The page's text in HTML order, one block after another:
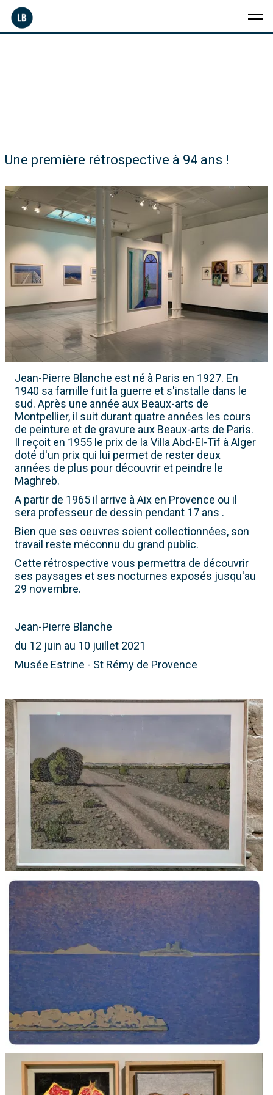
Une première rétrospective à 94 ans !
Jean-Pierre Blanche est né à Paris en 1927. En
1940 sa famille fuit la guerre et s'installe dans le
sud. Après une année aux Beaux-arts de
Montpellier, il suit durant quatre années les cours
de peinture et de gravure aux Beaux-arts de Paris.
Il reçoit en 1955 le prix de la Villa Abd-El-Tif à Alger
doté d'un prix qui lui permet de rester deux
années de plus pour découvrir et peindre le
Maghreb.
A partir de 1965 il arrive à Aix en Provence ou il
sera professeur de dessin pendant 17 ans .
Bien que ses oeuvres soient collectionnées, son
travail reste méconnu du grand public.
Cette rétrospective vous permettra de découvrir
ses paysages et ses nocturnes exposés jusqu'au
29 novembre.
Jean-Pierre Blanche
du 12 juin au 10 juillet 2021
Musée Estrine - St Rémy de Provence